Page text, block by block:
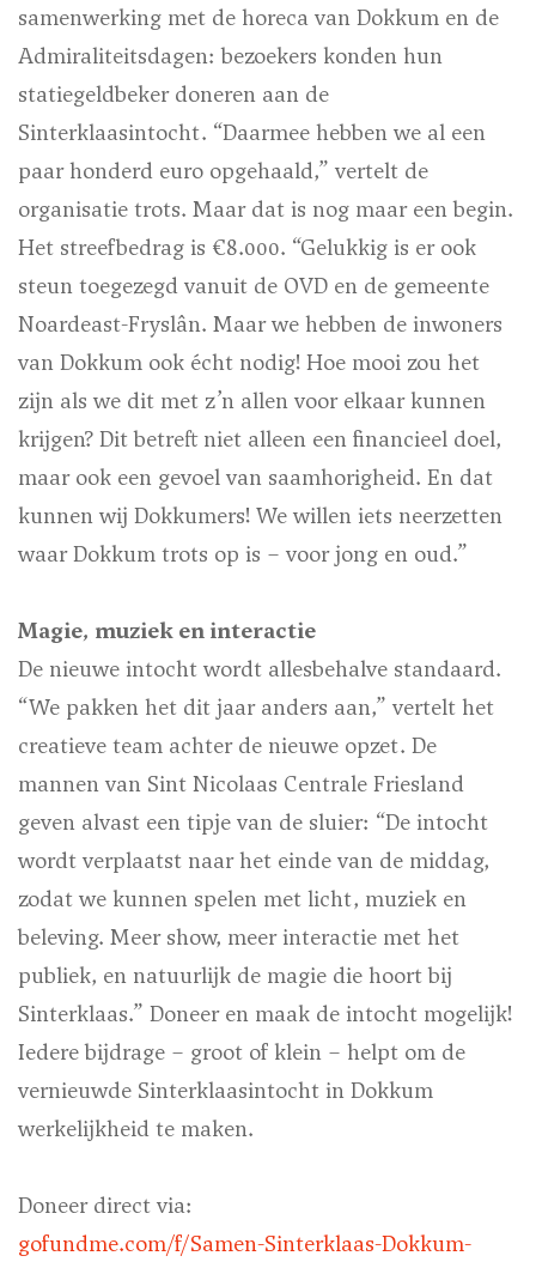
samenwerking met de horeca van Dokkum en de
Admiraliteitsdagen: bezoekers konden hun
statiegeldbeker doneren aan de
Sinterklaasintocht. “Daarmee hebben we al een
paar honderd euro opgehaald,” vertelt de
organisatie trots. Maar dat is nog maar een begin.
Het streefbedrag is €8.000. “Gelukkig is er ook
steun toegezegd vanuit de OVD en de gemeente
Noardeast-Fryslân. Maar we hebben de inwoners
van Dokkum ook écht nodig! Hoe mooi zou het
zijn als we dit met z’n allen voor elkaar kunnen
krijgen? Dit betreft niet alleen een financieel doel,
maar ook een gevoel van saamhorigheid. En dat
kunnen wij Dokkumers! We willen iets neerzetten
waar Dokkum trots op is – voor jong en oud.”
Magie, muziek en interactie
De nieuwe intocht wordt allesbehalve standaard.
“We pakken het dit jaar anders aan,” vertelt het
creatieve team achter de nieuwe opzet. De
mannen van Sint Nicolaas Centrale Friesland
geven alvast een tipje van de sluier: “De intocht
wordt verplaatst naar het einde van de middag,
zodat we kunnen spelen met licht, muziek en
beleving. Meer show, meer interactie met het
publiek, en natuurlijk de magie die hoort bij
Sinterklaas.” Doneer en maak de intocht mogelijk!
Iedere bijdrage – groot of klein – helpt om de
vernieuwde Sinterklaasintocht in Dokkum
werkelijkheid te maken.
Doneer direct via:
gofundme.com/f/Samen-Sinterklaas-Dokkum-